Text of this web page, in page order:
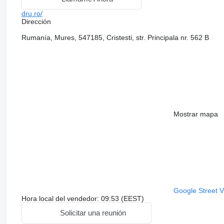
dru.ro/
Dirección
Rumanía, Mures, 547185, Cristesti, str. Principala nr. 562 B
Mostrar mapa
Google Street
Hora local del vendedor: 09:53 (EEST)
Solicitar una reunión